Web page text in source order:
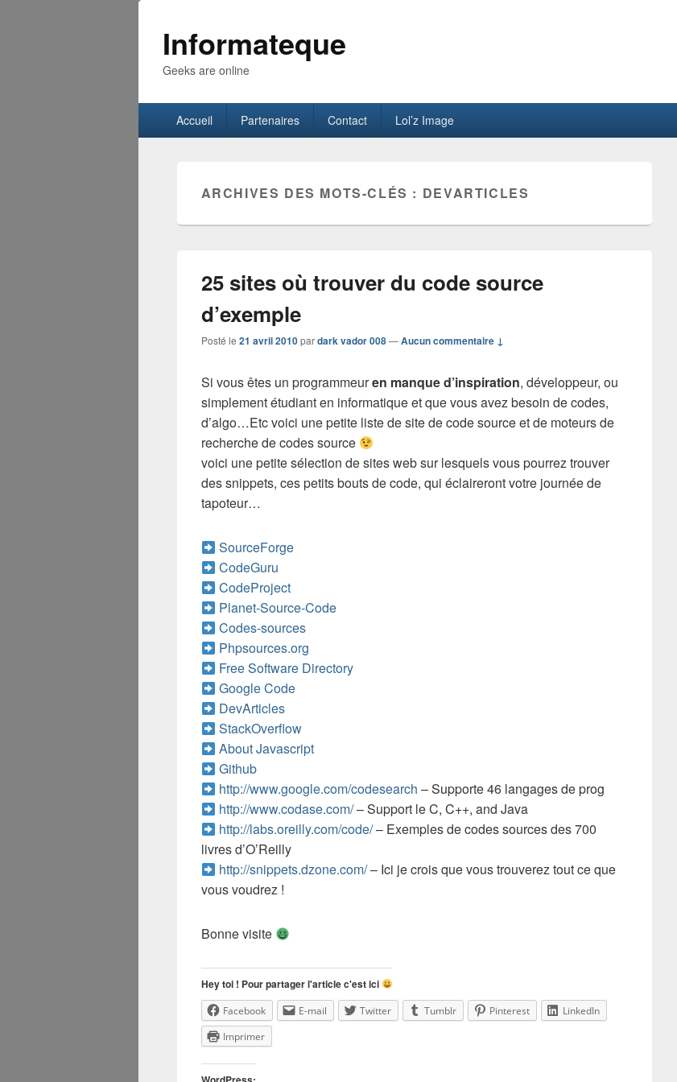
Informateque
Geeks are online
principalAccueil Partenaires Contact Lol’z Image
ARCHIVES DES MOTS-CLÉS : DEVARTICLES
25 sites où trouver du code source
d’exemple
Posté le 21 avril 2010pardark vador 008—Aucun commentaire ↓
Si vous êtes un programmeuren manque d’inspiration, développeur, ou
simplement étudiant en informatique et que vous avez besoin de codes,
d’algo…Etc voici une petite liste de site de code source et de moteurs de
recherche de codes source
voici une petite sélection de sites web sur lesquels vous pourrez trouver
des snippets, ces petits bouts de code, qui éclaireront votre journée de
tapoteur…
SourceForge
CodeGuru
CodeProject
Planet-Source-Code
Codes-sources
Phpsources.org
Free Software Directory
Google Code
DevArticles
StackOverflow
About Javascript
Github
http://www.google.com/codesearch – Supporte 46 langages de prog
http://www.codase.com/– Support le C, C++, and Java
http://labs.oreilly.com/code/– Exemples de codes sources des 700
livres d’O’Reilly
http://snippets.dzone.com/– Ici je crois que vous trouverez tout ce que
vous voudrez !
Bonne visite
Hey toi ! Pour partager l'article c'est ici
Facebook E-mail Twitter Tumblr Pinterest
LinkedIn
Imprimer